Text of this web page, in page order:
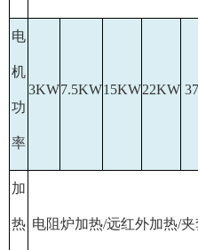
电
机
功
率
3KW7.5KW15KW22KW
加
热 电阻炉加热/远红外加热/